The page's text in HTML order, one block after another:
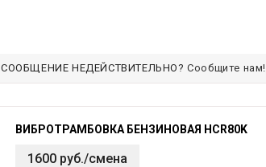
СООБЩЕНИЕ НЕДЕЙСТВИТЕЛЬНО? Сообщите нам!
ВИБРОТРАМБОВКА БЕНЗИНОВАЯ HCR80K
1600 руб./смена